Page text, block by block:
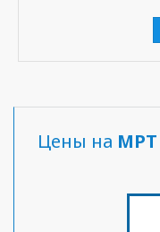
Цены на МРТ